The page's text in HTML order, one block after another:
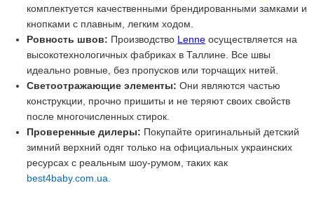
комплектуется качественными брендированными замками и
кнопками с плавным, легким ходом.
Ровность швов: Производство Lenne осуществляется на
высокотехнологичных фабриках в Таллине. Все швы
идеально ровные, без пропусков или торчащих нитей.
Светоотражающие элементы: Они являются частью
конструкции, прочно пришиты и не теряют своих свойств
после многочисленных стирок.
Проверенные дилеры: Покупайте оригинальный детский
зимний верхний одяг только на официальных украинских
ресурсах с реальным шоу-румом, таких как
best4baby.com.ua.